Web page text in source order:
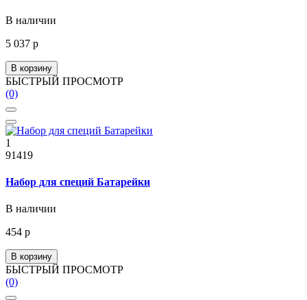
В наличии
5 037 р
В корзину
БЫСТРЫЙ ПРОСМОТР
(0)
1
91419
Набор для специй Батарейки
В наличии
454 р
В корзину
БЫСТРЫЙ ПРОСМОТР
(0)